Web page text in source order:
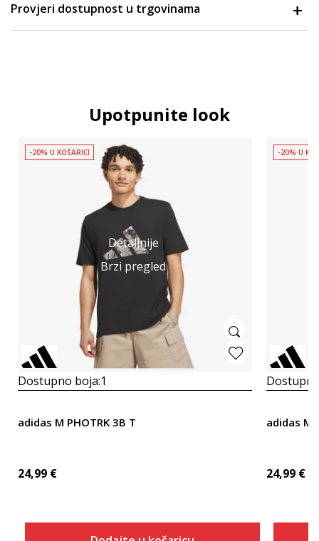
Provjeri dostupnost u trgovinama
Upotpunite look
Detaljnije
Brzi pregled
-20% U KOŠARICI
Dostupno boja:1
adidas M PHOTRK 3B T
24,99 €
-20% U
adidas M
24,99 €